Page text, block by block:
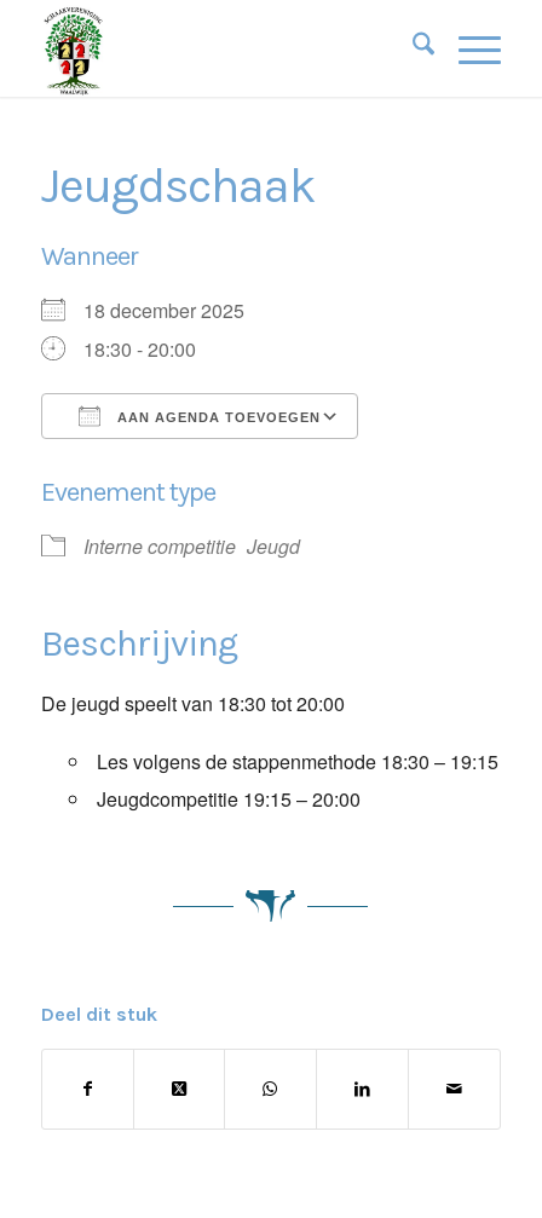
Jeugdschaak
Wanneer
18 december 2025
18:30 - 20:00
AAN AGENDA TOEVOEGEN
Evenement type
Interne competitie Jeugd
Beschrijving
De jeugd speelt van 18:30 tot 20:00
Les volgens de stappenmethode 18:30 – 19:15
Jeugdcompetitie 19:15 – 20:00
Deel dit stuk